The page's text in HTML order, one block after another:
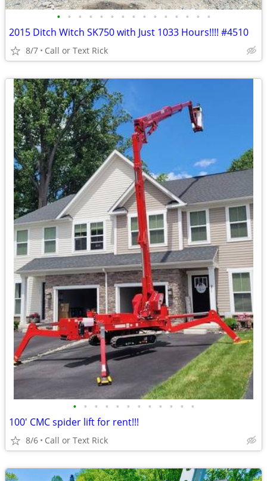
• • • • • • • • • • • • • • •
2015 Ditch Witch SK750 with Just 1033 Hours!!!! #4510
8/7 Call or Text Rick
• • • • • • • • • • • •
100' CMC spider lift for rent!!!
8/6 Call or Text Rick